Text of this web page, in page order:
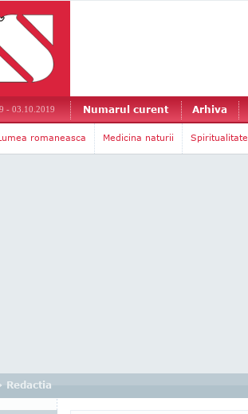
- 03.10.2019 Numarul curent Arhiva
romaneasca Medicina naturii Spiritualitate
› Redactia